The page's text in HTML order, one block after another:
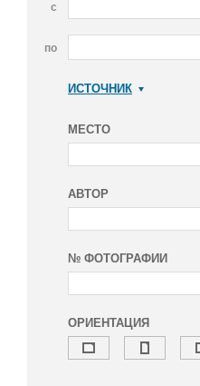
с
по
ИСТОЧНИК
МЕСТО
АВТОР
№ ФОТОГРАФИИ
ОРИЕНТАЦИЯ